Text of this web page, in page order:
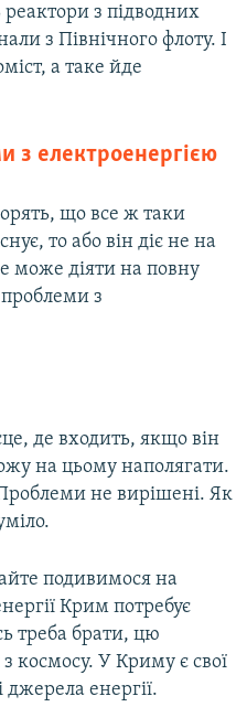
з підводних
з Північного флоту. І
а таке йде
з електроенергією
що все ж таки
то або він діє не на
може діяти на повну
з
де входить, якщо він
на цьому наполягати.
не вирішені. Як
подивимося на
Крим потребує
треба брати, цю
космосу. У Криму є свої
джерела енергії.